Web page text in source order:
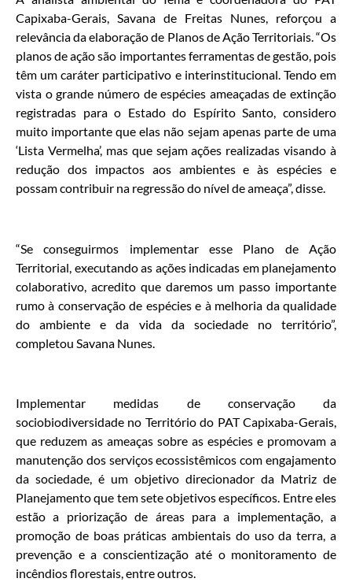
Capixaba-Gerais, Savana de Freitas Nunes, reforçou a
relevância da elaboração de Planos de Ação Territoriais. “Os
planos de ação são importantes ferramentas de gestão, pois
têm um caráter participativo e interinstitucional. Tendo em
vista o grande número de espécies ameaçadas de extinção
registradas para o Estado do Espírito Santo, considero
muito importante que elas não sejam apenas parte de uma
‘Lista Vermelha’, mas que sejam ações realizadas visando à
redução dos impactos aos ambientes e às espécies e
possam contribuir na regressão do nível de ameaça”, disse.
“Se conseguirmos implementar esse Plano de Ação
Territorial, executando as ações indicadas em planejamento
colaborativo, acredito que daremos um passo importante
rumo à conservação de espécies e à melhoria da qualidade
do ambiente e da vida da sociedade no território”,
completou Savana Nunes.
Implementar medidas de conservação da
sociobiodiversidade no Território do PAT Capixaba-Gerais,
que reduzem as ameaças sobre as espécies e promovam a
manutenção dos serviços ecossistêmicos com engajamento
da sociedade, é um objetivo direcionador da Matriz de
Planejamento que tem sete objetivos específicos. Entre eles
estão a priorização de áreas para a implementação, a
promoção de boas práticas ambientais do uso da terra, a
prevenção e a conscientização até o monitoramento de
incêndios florestais, entre outros.